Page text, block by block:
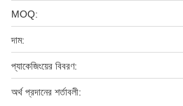
MOQ:
দাম:
প্যাকেজিংয়ের বিবরণ:
অর্থ প্রদানের শর্তাবলী: